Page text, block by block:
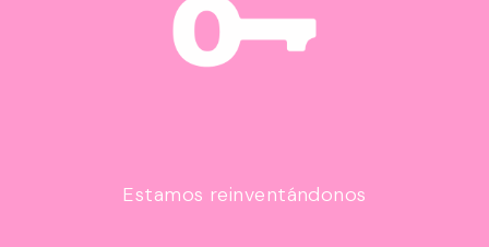
Estamos reinventándonos